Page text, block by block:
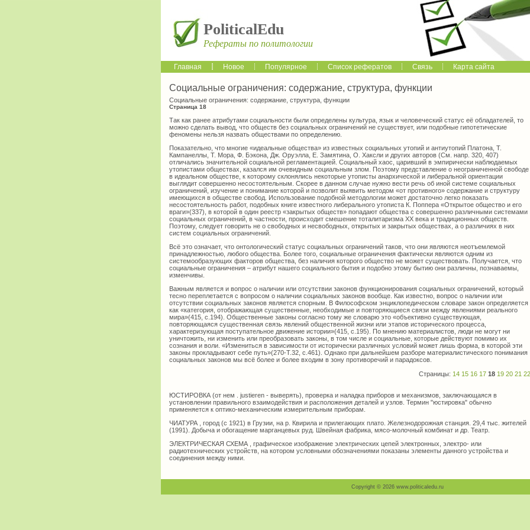
PoliticalEdu
Рефераты по политологии
Главная Новое Популярное Список рефератов Связь Карта сайта
Социальные ограничения: содержание, структура, функции
Социальные ограничения: содержание, структура, функции
Страница 18
Так как ранее атрибутами социальности были определены культура, язык и человеческий статус её обладателей, то
можно сделать вывод, что обществ без социальных ограничений не существует, или подобные гипотетические
феномены нельзя назвать обществами по определению.
Показательно, что многие «идеальные общества» из известных социальных утопий и антиутопий Платона, Т.
Кампанеллы, Т. Мора, Ф. Бэкона, Дж. Оруэлла, Е. Замятина, О. Хаксли и других авторов (См. напр. 320, 407)
отличались значительной социальной регламентацией. Социальный хаос, царивший в эмпирически наблюдаемых
утопистами обществах, казался им очевидным социальным злом. Поэтому представление о неограниченной свободе
в идеальном обществе, к которому склонялись некоторые утописты анархической и либеральной ориентации
выглядит совершенно несостоятельным. Скорее в данном случае нужно вести речь об иной системе социальных
ограничений, изучение и понимание которой и позволит выявить методом «от противного» содержание и структуру
имеющихся в обществе свобод. Использование подобной методологии может достаточно легко показать
несостоятельность работ, подобных книге известного либерального утописта К. Поппера «Открытое общество и его
враги»(337), в которой в один реестр «закрытых обществ» попадают общества с совершенно различными системами
социальных ограничений, в частности, происходит смешение тоталитаризма ХХ века и традиционных обществ.
Поэтому, следует говорить не о свободных и несвободных, открытых и закрытых обществах, а о различиях в них
систем социальных ограничений.
Всё это означает, что онтологический статус социальных ограничений таков, что они являются неотъемлемой
принадлежностью, любого общества. Более того, социальные ограничения фактически являются одним из
системообразующих факторов общества, без наличия которого общество не может существовать. Получается, что
социальные ограничения – атрибут нашего социального бытия и подобно этому бытию они различны, познаваемы,
изменчивы.
Важным является и вопрос о наличии или отсутствии законов функционирования социальных ограничений, который
тесно переплетается с вопросом о наличии социальных законов вообще. Как известно, вопрос о наличии или
отсутствии социальных законов является спорным. В Философском энциклопедическом словаре закон определяется
как «категория, отображающая существенные, необходимые и повторяющиеся связи между явлениями реального
мира»(415, с.194). Общественные законы согласно тому же словарю это «объективно существующая,
повторяющаяся существенная связь явлений общественной жизни или этапов исторического процесса,
характеризующая поступательное движение истории»(415, с.195). По мнению материалистов, люди не могут ни
уничтожить, ни изменить или преобразовать законы, в том числе и социальные, которые действуют помимо их
сознания и воли. «Измениться в зависимости от исторически различных условий может лишь форма, в которой эти
законы прокладывают себе путь»(270-Т.32, с.461). Однако при дальнейшем разборе материалистического понимания
социальных законов мы всё более и более входим в зону противоречий и парадоксов.
Страницы: 14 15 16 17 18 19 20 21 22
ЮСТИРОВКА (от нем . justieren - выверять), проверка и наладка приборов и механизмов, заключающаяся в
установлении правильного взаимодействия и расположения деталей и узлов. Термин "юстировка" обычно
применяется к оптико-механическим измерительным приборам.
ЧИАТУРА , город (с 1921) в Грузии, на р. Квирила и прилегающих плато. Железнодорожная станция. 29,4 тыс. жителей
(1991). Добыча и обогащение марганцевых руд. Швейная фабрика, мясо-молочный комбинат и др. Театр.
ЭЛЕКТРИЧЕСКАЯ СХЕМА , графическое изображение электрических цепей электронных, электро- или
радиотехнических устройств, на котором условными обозначениями показаны элементы данного устройства и
соединения между ними.
Copyright © 2026 www.politicaledu.ru